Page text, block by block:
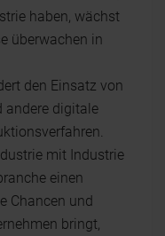
haben, wächst
überwachen in
den Einsatz von
andere digitale
mit Industrie
einen
Chancen und
bringt,